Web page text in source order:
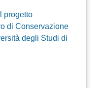
progetto
di Conservazione
degli Studi di